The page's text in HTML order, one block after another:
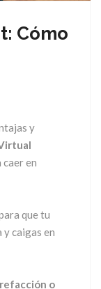
Cómo
y
caer en
que tu
y caigas en
o